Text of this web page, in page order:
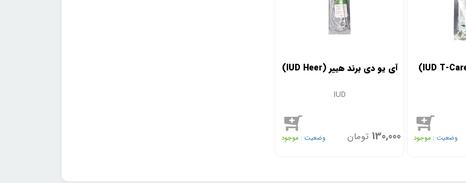
وضعیت : موجود
آی یو دی برند هییر (IUD Heer)
IUD
130,000 تومان وضعیت : موجود